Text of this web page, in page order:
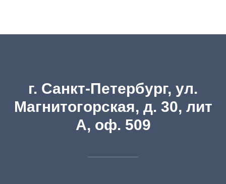
г. Санкт-Петербург, ул.
Магнитогорская, д. 30, лит
А, оф. 509